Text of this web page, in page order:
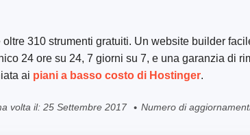
310 strumenti gratuiti. Un website builder
24 ore su 24, 7 giorni su 7, e una garanzia di
ai piani a basso costo di Hostinger.
volta il: 25 Settembre 2017 Numero di